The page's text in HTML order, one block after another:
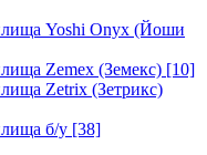
Yoshi Onyx (Йоши
Zemex (Земекс) [10]
Zetrix (Зетрикс)
б/у [38]